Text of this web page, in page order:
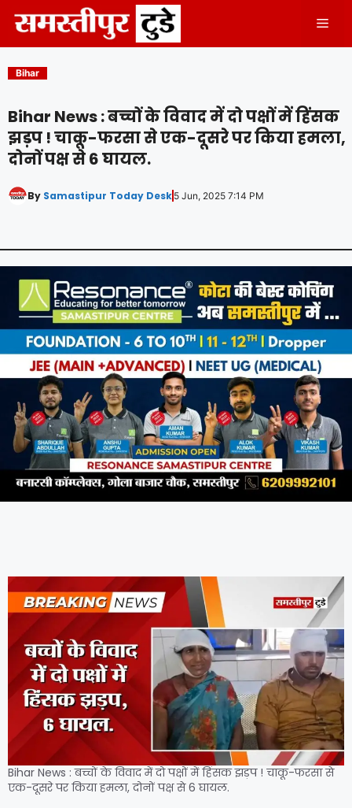
content
Bihar
Bihar News : बच्चों के विवाद में दो पक्षों में हिंसक
झड़प ! चाकू-फरसा से एक-दूसरे पर किया हमला,
दोनों पक्ष से 6 घायल.
By Samastipur Today Desk 5 Jun, 2025 7:14 PM
Bihar News : बच्चों के विवाद में दो पक्षों में हिंसक झड़प ! चाकू-फरसा से
एक-दूसरे पर किया हमला, दोनों पक्ष से 6 घायल.